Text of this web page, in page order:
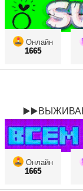
Онлайн
1665
Онлайн
1665